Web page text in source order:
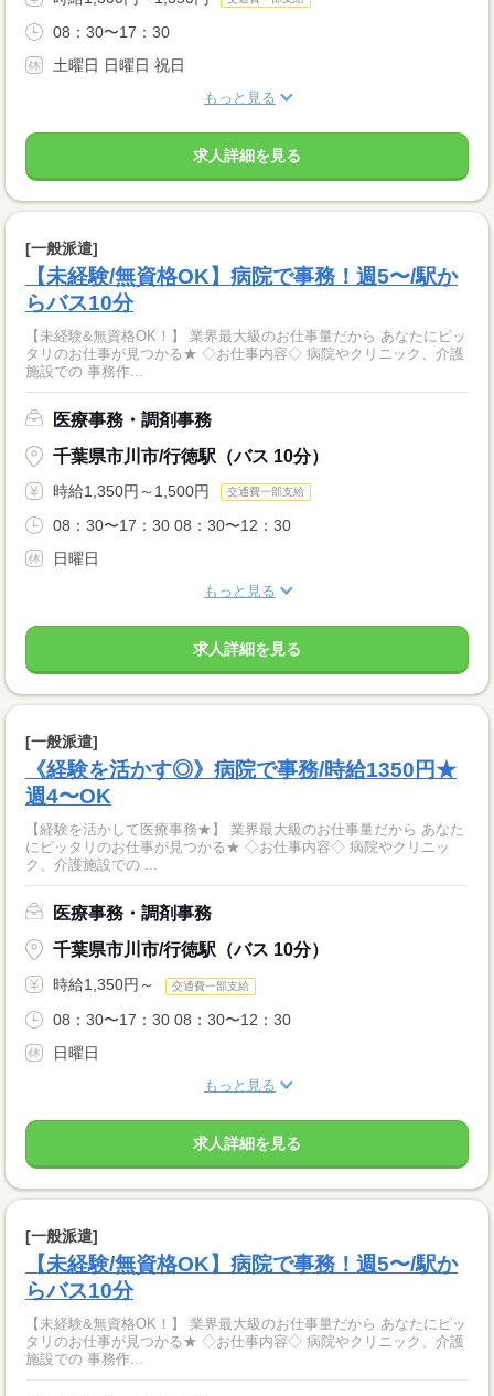
08：30〜17：30
土曜日 日曜日 祝日
もっと見る
求人詳細を見る
[一般派遣]
【未経験/無資格OK】病院で事務！週5〜/駅か
らバス10分
【未経験&無資格OK！】 業界最大級のお仕事量だから あなたにピッ
タリのお仕事が見つかる★ ◇お仕事内容◇ 病院やクリニック、介護
施設での 事務作...
医療事務・調剤事務
千葉県市川市/行徳駅（バス 10分）
時給1,350円～1,500円 交通費一部支給
08：30〜17：30 08：30〜12：30
日曜日
もっと見る
求人詳細を見る
[一般派遣]
《経験を活かす◎》病院で事務/時給1350円★
週4〜OK
【経験を活かして医療事務★】 業界最大級のお仕事量だから あなた
にピッタリのお仕事が見つかる★ ◇お仕事内容◇ 病院やクリニッ
ク、介護施設での ...
医療事務・調剤事務
千葉県市川市/行徳駅（バス 10分）
時給1,350円～ 交通費一部支給
08：30〜17：30 08：30〜12：30
日曜日
もっと見る
求人詳細を見る
[一般派遣]
【未経験/無資格OK】病院で事務！週5〜/駅か
らバス10分
【未経験&無資格OK！】 業界最大級のお仕事量だから あなたにピッ
タリのお仕事が見つかる★ ◇お仕事内容◇ 病院やクリニック、介護
施設での 事務作...